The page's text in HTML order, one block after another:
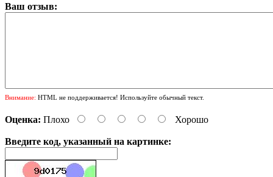
Ваш отзыв:
Внимание: HTML не поддерживается! Используйте обычный текст.
Оценка: Плохо Хорошо
Введите код, указанный на картинке: